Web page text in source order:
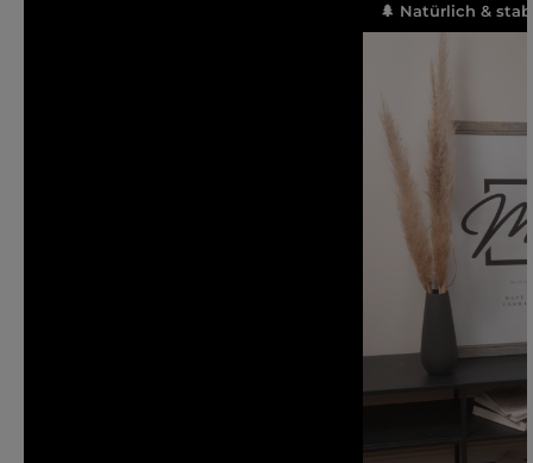
🌲 Natürlich &